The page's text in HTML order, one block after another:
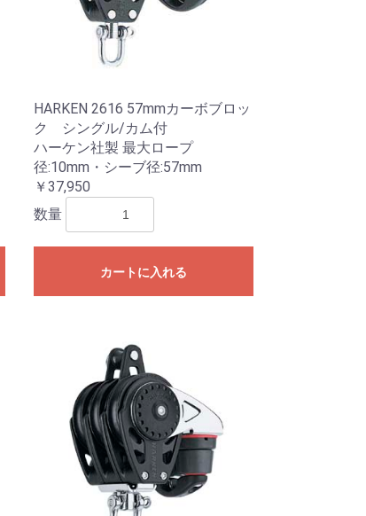
HARKEN 2616 57mmカーボブロッ
ク シングル/カム付
ハーケン社製 最大ロープ
径:10mm・シーブ径:57mm
￥37,950
数量
カートに入れる